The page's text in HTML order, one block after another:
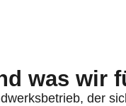
was wir
der